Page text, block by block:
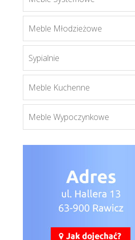
Blanco łóżko
Meble Młodzieżowe
Sypialnie
Meble Kuchenne
Meble Wypoczynkowe